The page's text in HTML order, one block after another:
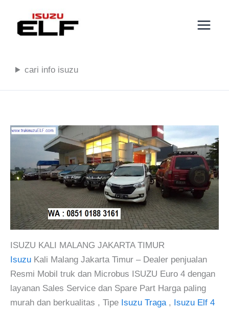
konten
cari info isuzu
ISUZU KALI MALANG JAKARTA TIMUR
Isuzu Kali Malang Jakarta Timur – Dealer penjualan
Resmi Mobil truk dan Microbus ISUZU Euro 4 dengan
layanan Sales Service dan Spare Part Harga paling
murah dan berkualitas , Tipe Isuzu Traga, Isuzu Elf 4